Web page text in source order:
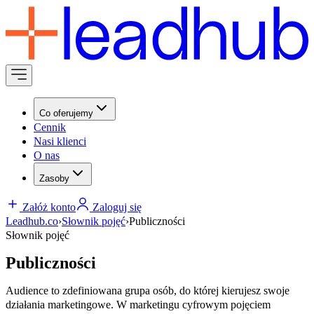
Co oferujemy
Cennik
Nasi klienci
O nas
Zasoby
Załóż konto
Zaloguj się
Leadhub.co›Słownik pojęć›Publiczności
Słownik pojęć
Publiczności
Audience to zdefiniowana grupa osób, do której kierujesz swoje
działania marketingowe. W marketingu cyfrowym pojęciem